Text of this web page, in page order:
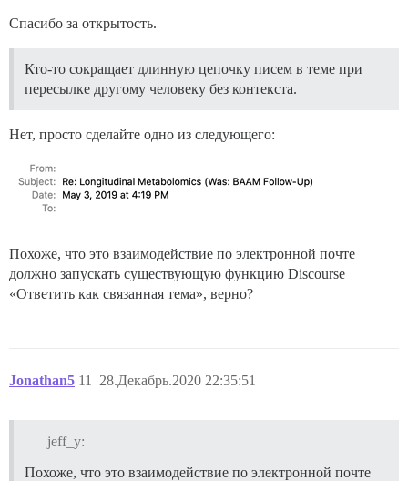
Спасибо за открытость.
Кто-то сокращает длинную цепочку писем в теме при
пересылке другому человеку без контекста.
Нет, просто сделайте одно из следующего:
Похоже, что это взаимодействие по электронной почте
должно запускать существующую функцию Discourse
«Ответить как связанная тема», верно?
Jonathan5 28.Декабрь.2020 22:35:51
11
jeff_y:
Похоже, что это взаимодействие по электронной почте